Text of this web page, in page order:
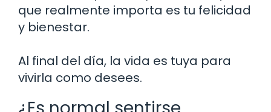
que realmente importa es tu felicidad
y bienestar.
Al final del día, la vida es tuya para
vivirla como desees.